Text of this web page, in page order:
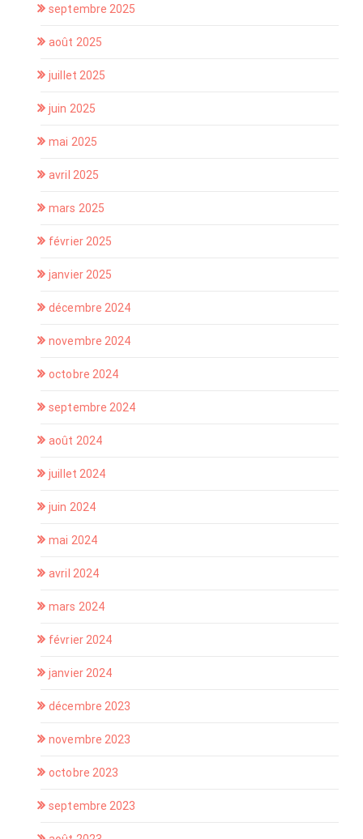
septembre 2025
août 2025
juillet 2025
juin 2025
mai 2025
avril 2025
mars 2025
février 2025
janvier 2025
décembre 2024
novembre 2024
octobre 2024
septembre 2024
août 2024
juillet 2024
juin 2024
mai 2024
avril 2024
mars 2024
février 2024
janvier 2024
décembre 2023
novembre 2023
octobre 2023
septembre 2023